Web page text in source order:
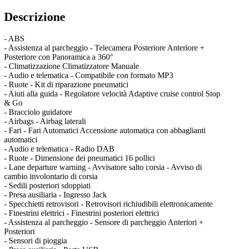
Descrizione
- ABS
- Assistenza al parcheggio - Telecamera Posteriore Anteriore +
Posteriore con Panoramica a 360°
- Climatizzazione Climatizzatore Manuale
- Audio e telematica - Compatibile con formato MP3
- Ruote - Kit di riparazione pneumatici
- Aiuti alla guida - Regolatore velocità Adaptive cruise control Stop
& Go
- Bracciolo guidatore
- Airbags - Airbag laterali
- Fari - Fari Automatici Accensione automatica con abbaglianti
automatici
- Audio e telematica - Radio DAB
- Ruote - Dimensione dei pneumatici 16 pollici
- Lane departure warning - Avvisatore salto corsia - Avviso di
cambio involontario di corsia
- Sedili posteriori sdoppiati
- Presa ausiliaria - Ingresso Jack
- Specchietti retrovisori - Retrovisori richiudibili elettronicamente
- Finestrini elettrici - Finestrini posteriori elettrici
- Assistenza al parcheggio - Sensore di parcheggio Anteriori +
Posteriori
- Sensori di pioggia